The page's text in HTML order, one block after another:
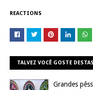
REACTIONS
TALVEZ VOCÊ GOSTE
Grandes